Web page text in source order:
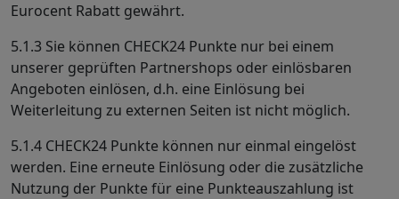
Eurocent Rabatt gewährt.
5.1.3 Sie können CHECK24 Punkte nur bei einem
unserer geprüften Partnershops oder einlösbaren
Angeboten einlösen, d.h. eine Einlösung bei
Weiterleitung zu externen Seiten ist nicht möglich.
5.1.4 CHECK24 Punkte können nur einmal eingelöst
werden. Eine erneute Einlösung oder die zusätzliche
Nutzung der Punkte für eine Punkteauszahlung ist